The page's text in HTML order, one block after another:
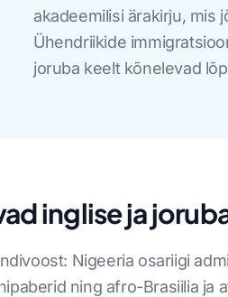
akadeemilisi ärakirju, mis
Ühendriikide
joruba keelt kõnelevad
inglise ja
Nigeeria osariigi
ning afro-Brasiilia ja